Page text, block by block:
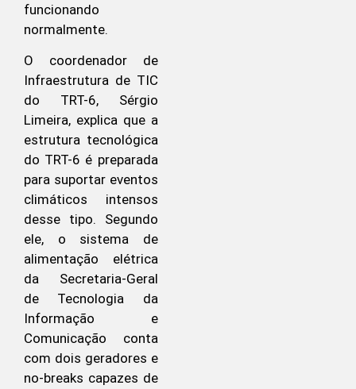
funcionando
normalmente.
O coordenador de
Infraestrutura de TIC
do TRT-6, Sérgio
Limeira, explica que a
estrutura tecnológica
do TRT-6 é preparada
para suportar eventos
climáticos intensos
desse tipo. Segundo
ele, o sistema de
alimentação elétrica
da Secretaria-Geral
de Tecnologia da
Informação e
Comunicação conta
com dois geradores e
no-breaks capazes de